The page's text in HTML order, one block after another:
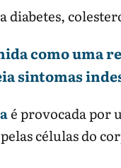
diabetes,
como uma
sintomas
é provocada por
células do